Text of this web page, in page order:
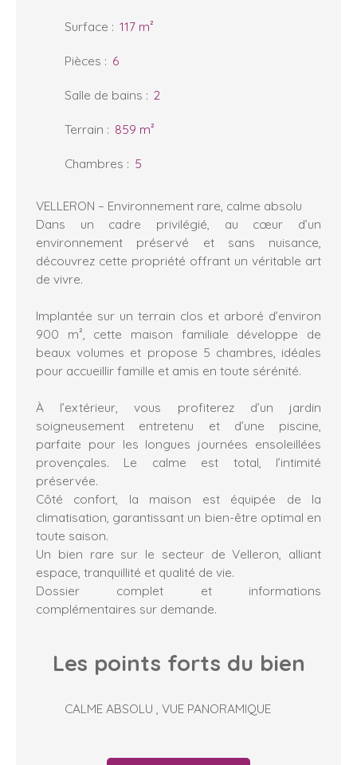
Surface : 117 m²
Pièces : 6
Salle de bains : 2
Terrain : 859 m²
Chambres : 5
VELLERON – Environnement rare, calme absolu
Dans un cadre privilégié, au cœur d’un
environnement préservé et sans nuisance,
découvrez cette propriété offrant un véritable art
de vivre.
Implantée sur un terrain clos et arboré d’environ
900 m², cette maison familiale développe de
beaux volumes et propose 5 chambres, idéales
pour accueillir famille et amis en toute sérénité.
À l’extérieur, vous profiterez d’un jardin
soigneusement entretenu et d’une piscine,
parfaite pour les longues journées ensoleillées
provençales. Le calme est total, l’intimité
préservée.
Côté confort, la maison est équipée de la
climatisation, garantissant un bien-être optimal en
toute saison.
Un bien rare sur le secteur de Velleron, alliant
espace, tranquillité et qualité de vie.
Dossier complet et informations
complémentaires sur demande.
Les points forts du bien
CALME ABSOLU , VUE PANORAMIQUE